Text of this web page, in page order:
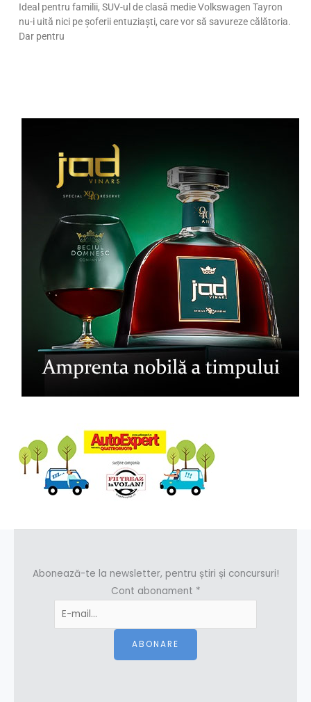
Ideal pentru familii, SUV-ul de clasă medie Volkswagen Tayron
nu-i uită nici pe șoferii entuziaști, care vor să savureze călătoria.
Dar pentru
Abonează-te la newsletter, pentru știri și concursuri!
Cont abonament *
ABONARE